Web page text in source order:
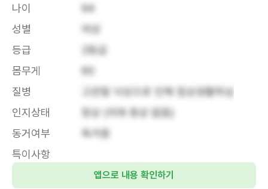
나이
94
성별
여성
등급
2등급
몸무게
60
질병
고관절 낙상으로 인해 침상생활하심
인지상태
정상 (치매 증상 없음)
동거여부
독거중
특이사항
앱으로 내용 확인하기